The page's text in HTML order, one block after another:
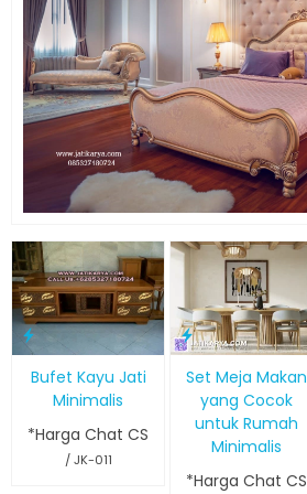
Bufet Kayu Jati
Minimalis
*Harga Chat CS
/ JK-011
Set Meja Makan
yang Cocok
untuk Rumah
Minimalis
*Harga Chat CS